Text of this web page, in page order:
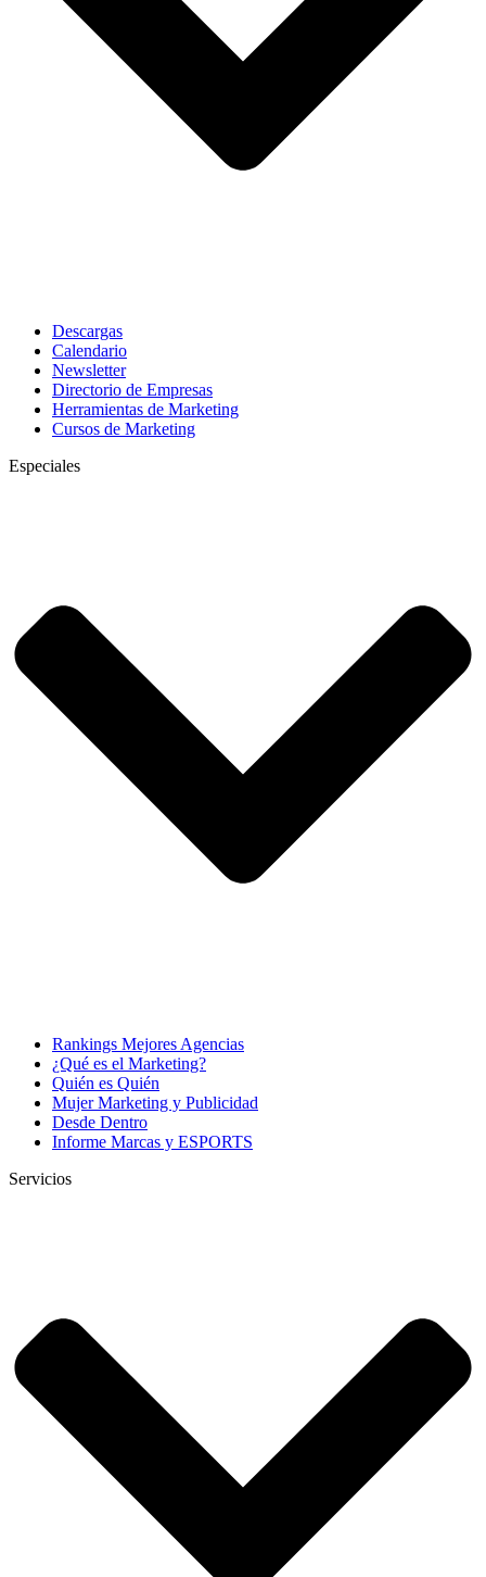
Descargas
Calendario
Newsletter
Directorio de Empresas
Herramientas de Marketing
Cursos de Marketing
Especiales
Rankings Mejores Agencias
¿Qué es el Marketing?
Quién es Quién
Mujer Marketing y Publicidad
Desde Dentro
Informe Marcas y ESPORTS
Servicios